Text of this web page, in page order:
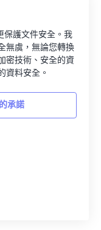
保護文件安全。我
無虞，無論您轉換
密技術、安全的資
資料安全。
承諾